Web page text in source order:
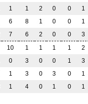
1 1 2 0 0
1
6 8 1 0 0
1
7 6 2 0 0
3
10 1 1 1 1
2
0 3 0 0 1
3
1 3 0 3 0
1
1 4 0 1 0
1